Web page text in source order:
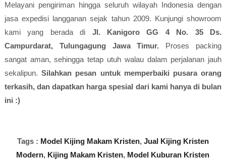
Melayani pengiriman hingga seluruh wilayah Indonesia dengan
jasa expedisi langganan sejak tahun 2009. Kunjungi showroom
kami yang berada di Jl. Kanigoro GG 4 No. 35 Ds.
Campurdarat, Tulungagung Jawa Timur. Proses packing
sangat aman, sehingga tetap utuh walau dalam perjalanan jauh
sekalipun.Silahkan pesan untuk memperbaiki pusara orang
terkasih, dan dapatkan harga spesial dari kami hanya di bulan
ini :)
Tags : Model Kijing Makam Kristen, Jual Kijing Kristen
Modern, Kijing Makam Kristen, Model Kuburan Kristen